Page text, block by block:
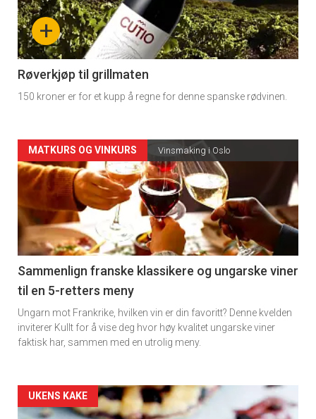
nå
-
4
+
Røverkjøp til grillmaten
150 kroner er for et kupp å regne for denne spanske rødvinen.
Forsiden
akkurat
nå
-
5
MATKURS OG VINKURS Vinsmaking i Oslo
Sammenlign franske klassikere og ungarske viner
til en 5-retters meny
Ungarn mot Frankrike, hvilken vin er din favoritt? Denne kvelden
inviterer Kullt for å vise deg hvor høy kvalitet ungarske viner
faktisk har, sammen med en utrolig meny.
Forsiden
UKENS KAKE